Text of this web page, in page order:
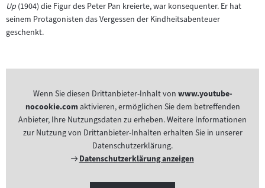
Up (1904) die Figur des Peter Pan kreierte, war konsequenter. Er hat
seinem Protagonisten das Vergessen der Kindheitsabenteuer
geschenkt.
Wenn Sie diesen Drittanbieter-Inhalt von www.youtube-
nocookie.comaktivieren, ermöglichen Sie dem betreffenden
Anbieter, Ihre Nutzungsdaten zu erheben. Weitere Informationen
zur Nutzung von Drittanbieter-Inhalten erhalten Sie in unserer
Datenschutzerklärung.
Externer
Datenschutzerklärung anzeigen